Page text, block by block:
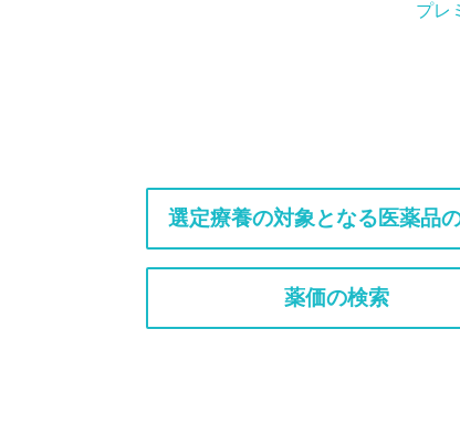
プレ
選定療養の対象となる医薬品
薬価の検索